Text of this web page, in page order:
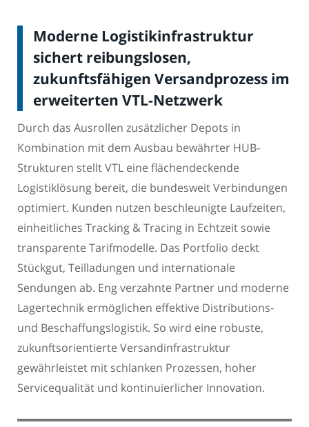
Moderne Logistikinfrastruktur
sichert reibungslosen,
zukunftsfähigen Versandprozess im
erweiterten VTL-Netzwerk
Durch das Ausrollen zusätzlicher Depots in
Kombination mit dem Ausbau bewährter HUB-
Strukturen stellt VTL eine flächendeckende
Logistiklösung bereit, die bundesweit Verbindungen
optimiert. Kunden nutzen beschleunigte Laufzeiten,
einheitliches Tracking & Tracing in Echtzeit sowie
transparente Tarifmodelle. Das Portfolio deckt
Stückgut, Teilladungen und internationale
Sendungen ab. Eng verzahnte Partner und moderne
Lagertechnik ermöglichen effektive Distributions-
und Beschaffungslogistik. So wird eine robuste,
zukunftsorientierte Versandinfrastruktur
gewährleistet mit schlanken Prozessen, hoher
Servicequalität und kontinuierlicher Innovation.